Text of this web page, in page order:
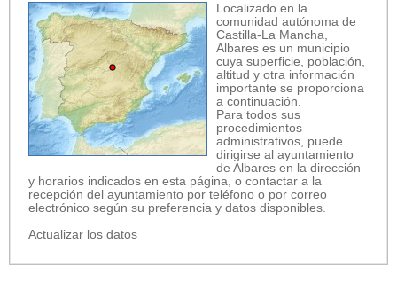
Localizado en la
comunidad autónoma de
Castilla-La Mancha,
Albares es un municipio
cuya superficie, población,
altitud y otra información
importante se proporciona
a continuación.
Para todos sus
procedimientos
administrativos, puede
dirigirse al ayuntamiento
de Albares en la dirección
y horarios indicados en esta página, o contactar a la
recepción del ayuntamiento por teléfono o por correo
electrónico según su preferencia y datos disponibles.
Actualizar los datos